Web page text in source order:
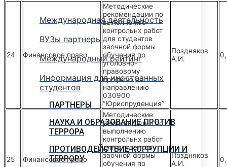
Международная деятельность
ВУЗы партнеры
Международный рейтинг
Информация для иностранных
студентов
ПАРТНЕРЫ
НАУКА И ОБРАЗОВАНИЕ ПРОТИВ
ТЕРРОРА
ПРОТИВОДЕЙСТВИЕ КОРРУПЦИИ И
ТЕРРОРУ
24 Финансовое право
Методические
рекомендации по
выполнению
контрольнх работ
для студентов
заочной формы
обучения по
уголовно-
правовому
профилю по
направлению
030900
“Юриспруденция”
Поздняков
А.И.
25 Финансовое право
Методические
рекомендации по
выполнению
контрольнх работ
для студентов
заочной формы
обучения по
Поздняков
А.И.